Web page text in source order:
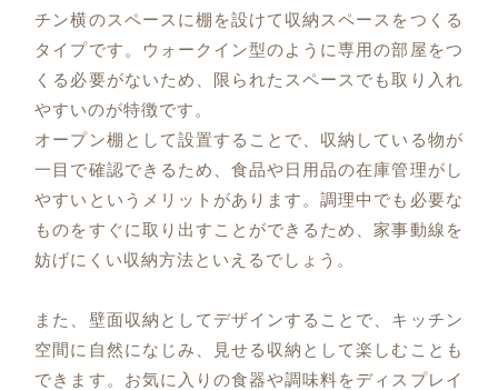
チン横のスペースに棚を設けて収納スペースをつくる
タイプです。ウォークイン型のように専用の部屋をつ
くる必要がないため、限られたスペースでも取り入れ
やすいのが特徴です。
オープン棚として設置することで、収納している物が
一目で確認できるため、食品や日用品の在庫管理がし
やすいというメリットがあります。調理中でも必要な
ものをすぐに取り出すことができるため、家事動線を
妨げにくい収納方法といえるでしょう。
また、壁面収納としてデザインすることで、キッチン
空間に自然になじみ、見せる収納として楽しむことも
できます。お気に入りの食器や調味料をディスプレイ